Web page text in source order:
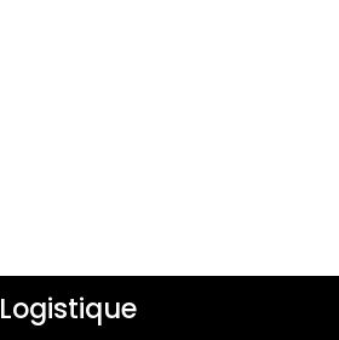
Logistique